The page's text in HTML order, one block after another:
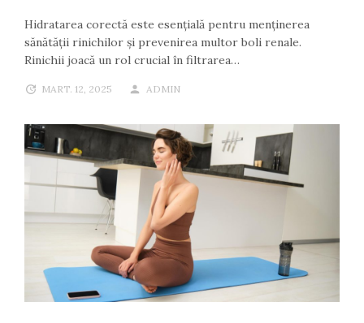
Hidratarea corectă este esențială pentru menținerea
sănătății rinichilor și prevenirea multor boli renale.
Rinichii joacă un rol crucial în filtrarea…
MART. 12, 2025 ADMIN